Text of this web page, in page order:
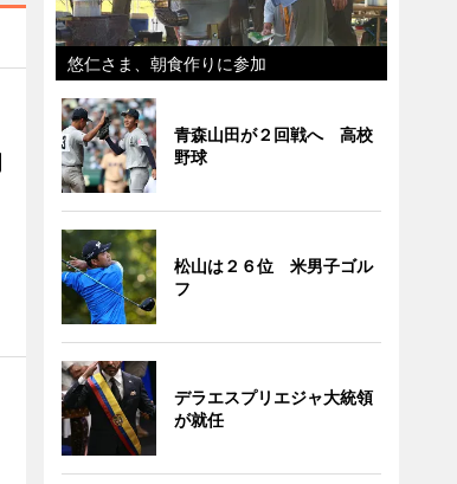
悠仁さま、朝食作りに参加
青森山田が２回戦へ 高校
野球
松山は２６位 米男子ゴル
フ
デラエスプリエジャ大統領
が就任